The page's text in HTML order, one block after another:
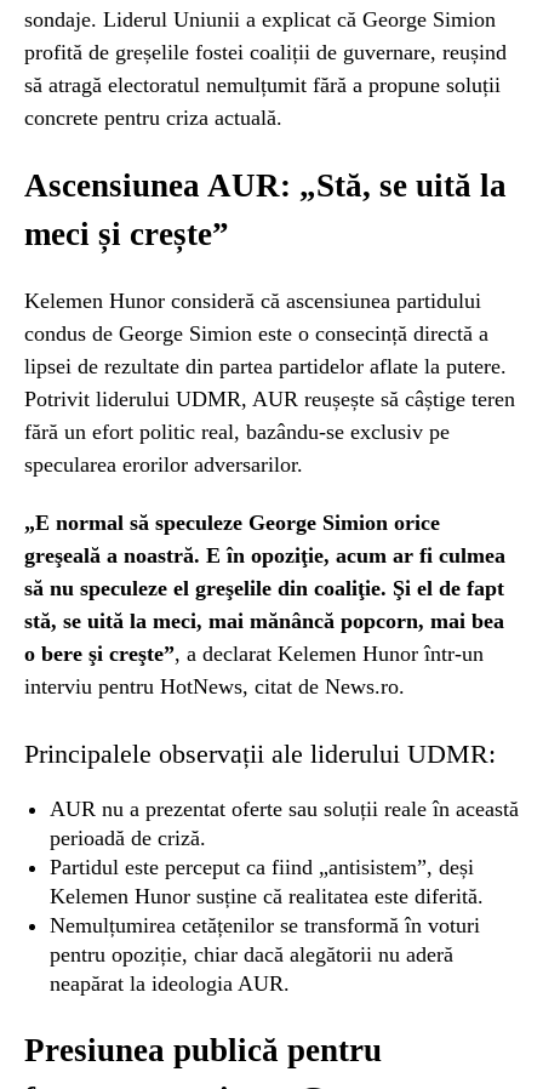
sondaje. Liderul Uniunii a explicat că George Simion
profită de greșelile fostei coaliții de guvernare, reușind
să atragă electoratul nemulțumit fără a propune soluții
concrete pentru criza actuală.
Ascensiunea AUR: „Stă, se uită la
meci și crește”
Kelemen Hunor consideră că ascensiunea partidului
condus de George Simion este o consecință directă a
lipsei de rezultate din partea partidelor aflate la putere.
Potrivit liderului UDMR, AUR reușește să câștige teren
fără un efort politic real, bazându-se exclusiv pe
specularea erorilor adversarilor.
„E normal să speculeze George Simion orice
greşeală a noastră. E în opoziţie, acum ar fi culmea
să nu speculeze el greşelile din coaliţie. Şi el de fapt
stă, se uită la meci, mai mănâncă popcorn, mai bea
o bere şi creşte”, a declarat Kelemen Hunor într-un
interviu pentru HotNews, citat de News.ro.
Principalele observații ale liderului UDMR:
AUR nu a prezentat oferte sau soluții reale în această
perioadă de criză.
Partidul este perceput ca fiind „antisistem”, deși
Kelemen Hunor susține că realitatea este diferită.
Nemulțumirea cetățenilor se transformă în voturi
pentru opoziție, chiar dacă alegătorii nu aderă
neapărat la ideologia AUR.
Presiunea publică pentru